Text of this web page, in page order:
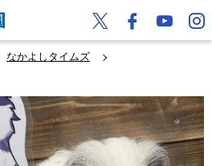
なかよしタイムズ